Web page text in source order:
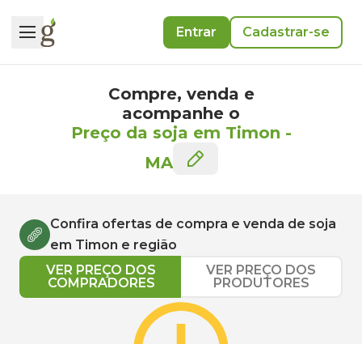
Entrar Cadastrar-se
Compre, venda e
acompanhe o
Preço da soja em Timon -
MA
Confira ofertas de compra e venda de soja
em Timon e região
VER PREÇO DOS
COMPRADORES
VER PREÇO DOS
PRODUTORES